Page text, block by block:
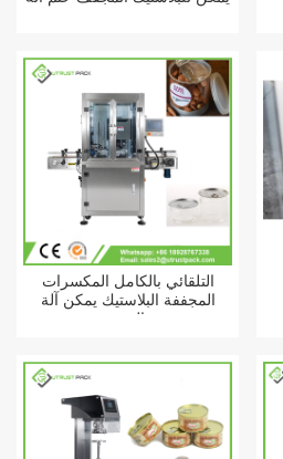
التلقائي بالكامل المكسرات
المجففة البلاستيك يمكن آلة